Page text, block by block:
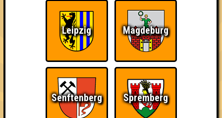
Knapp daneben!
Schon wieder zum
Leipzig Magdeburg
Senftenberg Spremberg